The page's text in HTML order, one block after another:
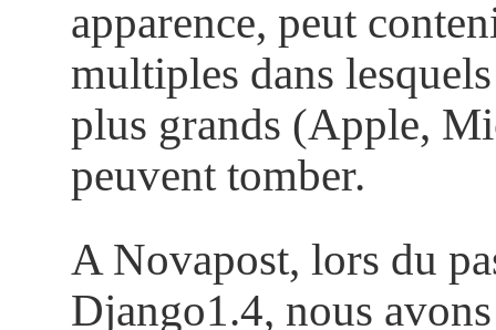
apparence, peut
multiples dans
plus grands (Apple,
peuvent tomber.
A Novapost, lors du
Django1.4, nous